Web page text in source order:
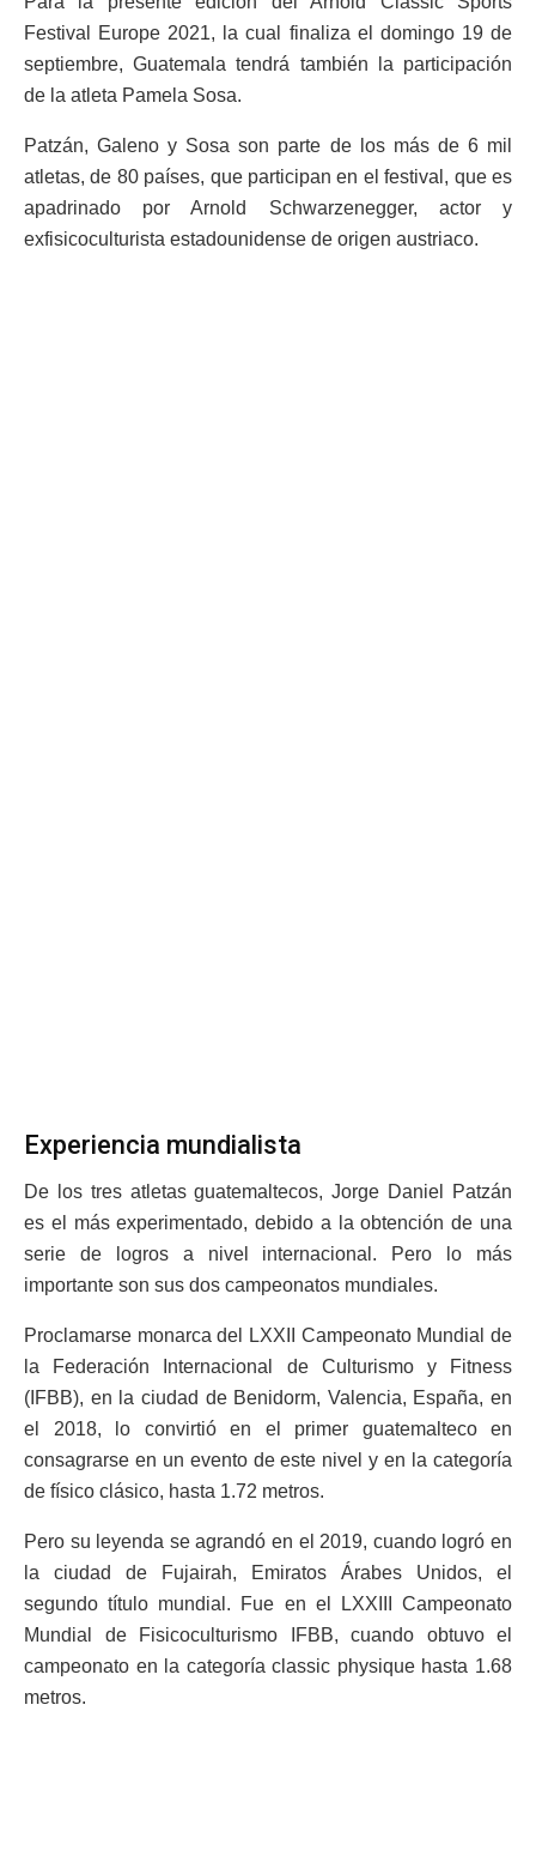
Festival Europe 2021, la cual finaliza el domingo 19 de
septiembre, Guatemala tendrá también la participación
de la atleta Pamela Sosa.
Patzán, Galeno y Sosa son parte de los más de 6 mil
atletas, de 80 países, que participan en el festival, que es
apadrinado por Arnold Schwarzenegger, actor y
exfisicoculturista estadounidense de origen austriaco.
Experiencia mundialista
De los tres atletas guatemaltecos, Jorge Daniel Patzán
es el más experimentado, debido a la obtención de una
serie de logros a nivel internacional. Pero lo más
importante son sus dos campeonatos mundiales.
Proclamarse monarca del LXXII Campeonato Mundial de
la Federación Internacional de Culturismo y Fitness
(IFBB), en la ciudad de Benidorm, Valencia, España, en
el 2018, lo convirtió en el primer guatemalteco en
consagrarse en un evento de este nivel y en la categoría
de físico clásico, hasta 1.72 metros.
Pero su leyenda se agrandó en el 2019, cuando logró en
la ciudad de Fujairah, Emiratos Árabes Unidos, el
segundo título mundial. Fue en el LXXIII Campeonato
Mundial de Fisicoculturismo IFBB, cuando obtuvo el
campeonato en la categoría classic physique hasta 1.68
metros.